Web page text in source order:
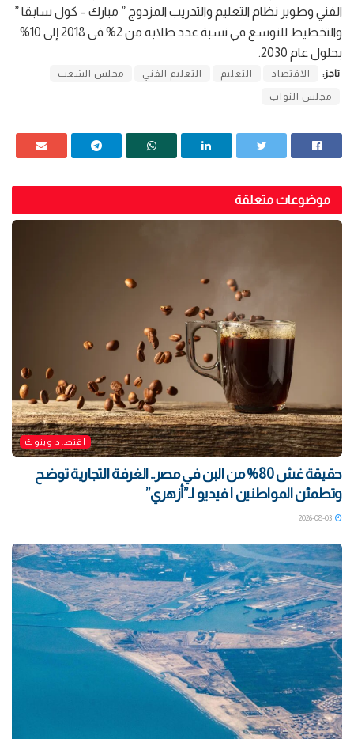
الفني وطوير نظام التعليم والتدريب المزدوج ” مبارك – كول سابقا ”
والتخطيط للتوسع في نسبة عدد طلابه من 2% فى 2018 إلى 10%
بحلول عام 2030.
تاجز: الاقتصاد التعليم التعليم الفني مجلس الشعب
مجلس النواب
موضوعات متعلقة
اقتصاد وبنوك
حقيقة غش 80% من البن في مصر.. الغرفة التجارية توضح
وتطمئن المواطنين | فيديو لـ”أزهري”